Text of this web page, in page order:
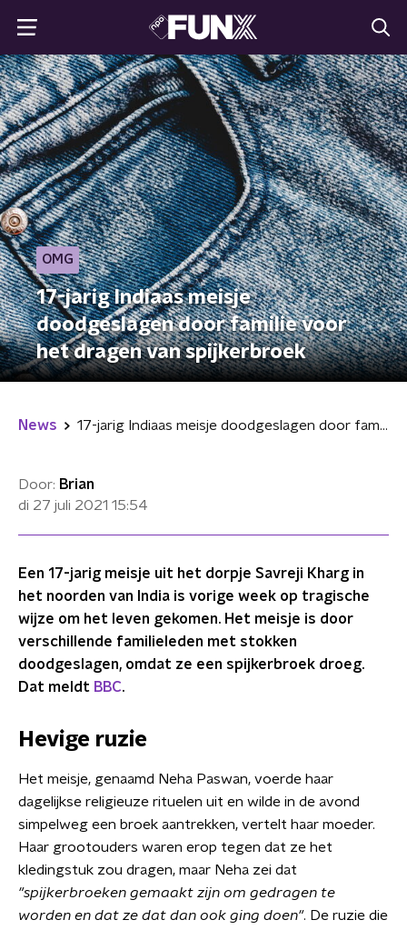
OMG
17-jarig Indiaas meisje
doodgeslagen door familie voor
het dragen van spijkerbroek
News 17-jarig Indiaas meisje doodgeslagen door familie voor het dragen van spijkerbroek
Door: Brian
di 27 juli 2021 15:54
Een 17-jarig meisje uit het dorpje Savreji Kharg in
het noorden van India is vorige week op tragische
wijze om het leven gekomen. Het meisje is door
verschillende familieleden met stokken
doodgeslagen, omdat ze een spijkerbroek droeg.
Dat meldt BBC.
Hevige ruzie
Het meisje, genaamd Neha Paswan, voerde haar
dagelijkse religieuze rituelen uit en wilde in de avond
simpelweg een broek aantrekken, vertelt haar moeder.
Haar grootouders waren erop tegen dat ze het
kledingstuk zou dragen, maar Neha zei dat
"spijkerbroeken gemaakt zijn om gedragen te
worden en dat ze dat dan ook ging doen". De ruzie die